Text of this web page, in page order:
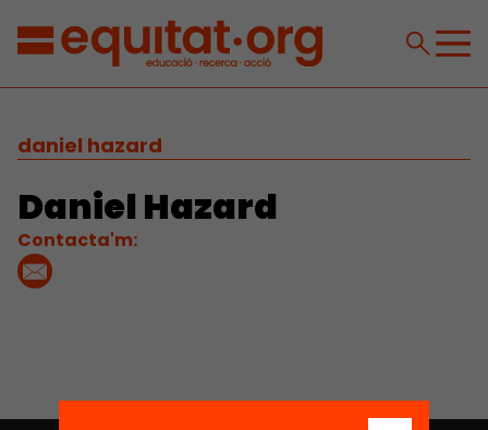
daniel hazard
Daniel Hazard
Contacta'm: